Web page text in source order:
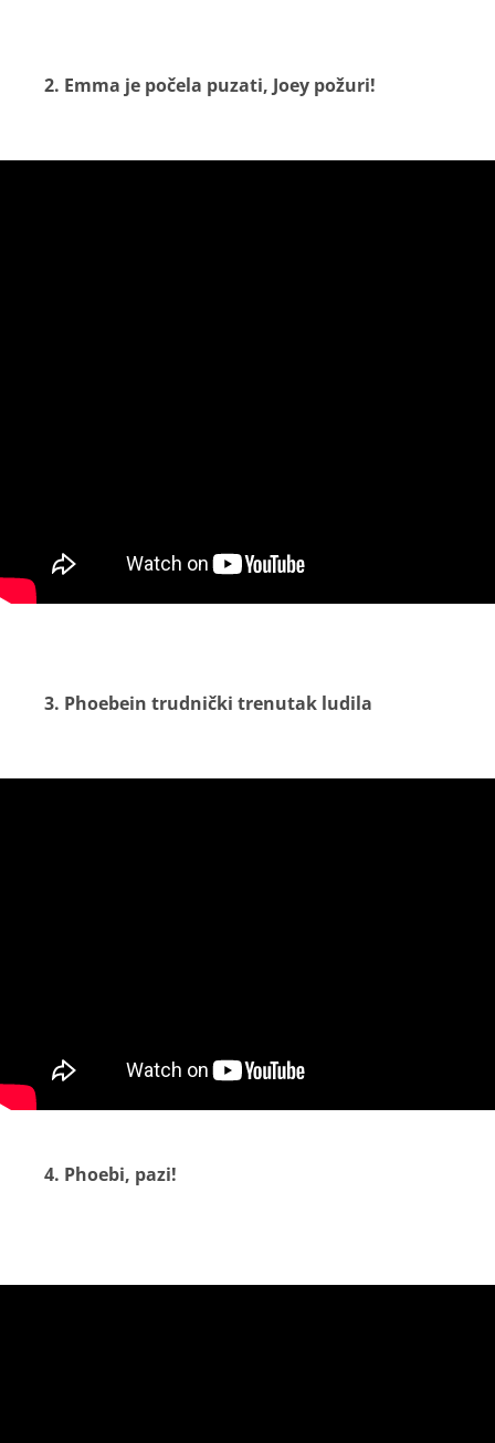
2. Emma je počela puzati, Joey požuri!
3. Phoebein trudnički trenutak ludila
4. Phoebi, pazi!